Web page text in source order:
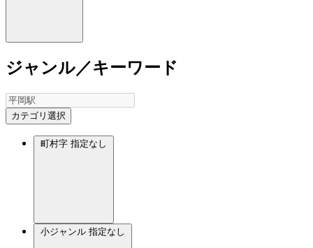
ジャンル／キーワード
カテゴリ選択
町村字 指定なし
小ジャンル 指定なし